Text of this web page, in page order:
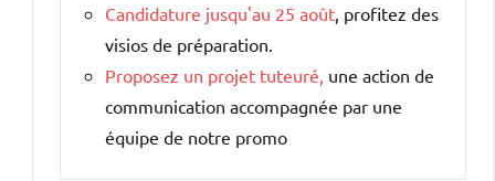
Candidature jusqu'au 25 août , profitez des
visios de préparation.
Proposez un projet tuteuré, une action de
communication accompagnée par une
équipe de notre promo